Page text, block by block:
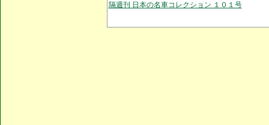
隔週刊 日本の名車コレクション １０１号